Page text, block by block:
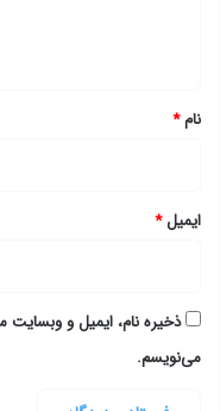
نام*
ایمیل*
ذخیره نام، ایمیل و وبسایت
می‌نویسم.